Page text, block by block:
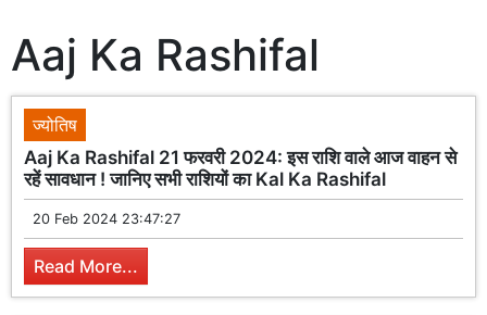
Aaj Ka Rashifal
ज्योतिष
Aaj Ka Rashifal 21 फरवरी 2024: इस राशि वाले आज वाहन से
रहें सावधान ! जानिए सभी राशियों का Kal Ka Rashifal
20 Feb 2024 23:47:27
Read More...